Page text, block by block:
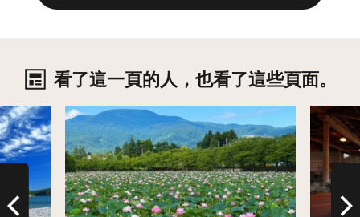
看了這一頁的人，也看了這些頁面。
詳情 詳情